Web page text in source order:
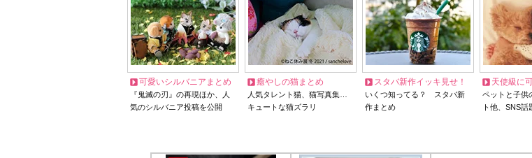
可愛いシルバニアまとめ
『鬼滅の刃』の再現ほか、人
気のシルバニア投稿を公開
癒やしの猫まとめ
人気タレント猫、猫写真集…
キュートな猫ズラリ
スタバ新作イッキ見せ！
いくつ知ってる？ スタバ新
作まとめ
天使級に
ペットと子供
ト他、SNS